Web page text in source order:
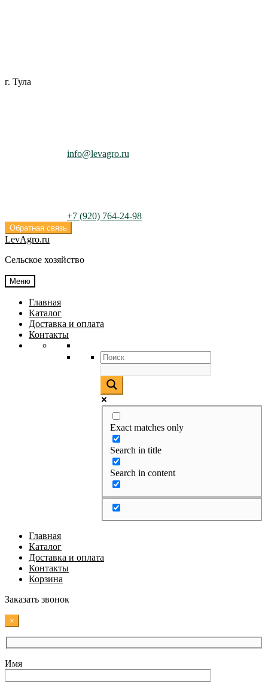
г. Тула
info@levagro.ru
+7 (920) 764-24-98
Обратная связь
LevAgro.ru
Сельское хозяйство
Меню
Главная
Каталог
Доставка и оплата
Контакты
Exact matches only
Search in title
Search in content
Главная
Каталог
Доставка и оплата
Контакты
Корзина
Заказать звонок
×
Имя